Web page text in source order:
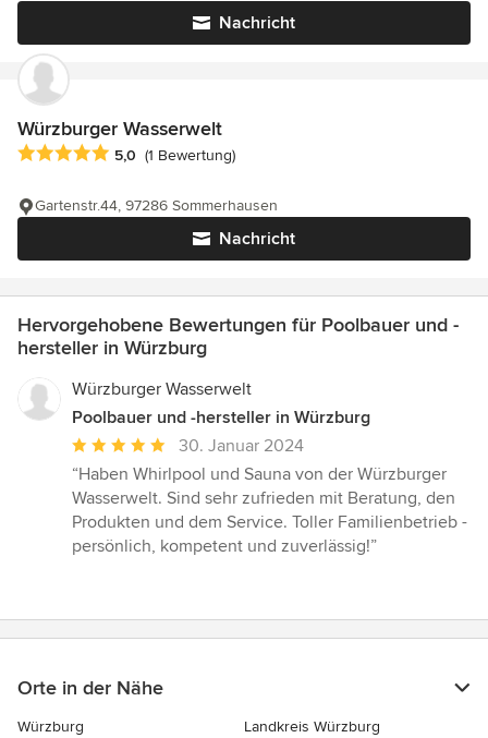
Nachricht
Würzburger Wasserwelt
Durchschnittliche Bewertung: 5 von 5 Sternen
5,0 (1 Bewertung)
Nachricht
Gartenstr.44, 97286 Sommerhausen
Hervorgehobene Bewertungen für Poolbauer und -
hersteller in Würzburg
Würzburger Wasserwelt
Poolbauer und -hersteller in Würzburg
Durchschnittliche
Bewertung:
5
von
5
30. Januar 2024
“Haben Whirlpool und Sauna von der Würzburger
Wasserwelt. Sind sehr zufrieden mit Beratung, den
Produkten und dem Service. Toller Familienbetrieb -
persönlich, kompetent und zuverlässig!”
Orte in der Nähe
Würzburg
Landkreis Würzburg